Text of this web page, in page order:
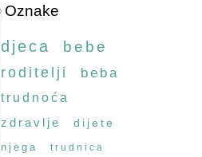
Oznake
djeca bebe
roditelji beba
trudnoća
zdravlje
dijete
njega trudnica